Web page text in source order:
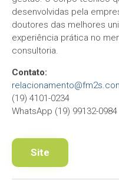
desenvolvidas pela
doutores das melhores
experiência prática no
consultoria.
Contato:
(19) 4101-0234
WhatsApp (19) 99132-0984
Site